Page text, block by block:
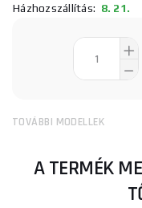
Házhozszállítás: 8. 21.
TOVÁBBI MODELLEK
A TERMÉK